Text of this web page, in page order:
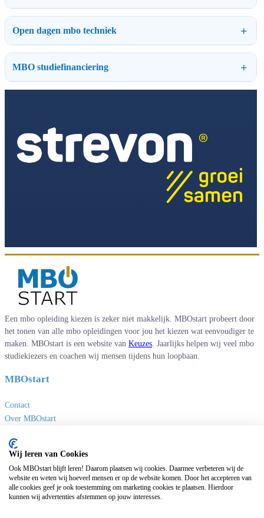
Open dagen mbo techniek
MBO studiefinanciering
Een mbo opleiding kiezen is zeker niet makkelijk. MBOstart probeert door
het tonen van alle mbo opleidingen voor jou het kiezen wat eenvoudiger te
maken. MBOstart is een website van Keuzes . Jaarlijks helpen wij veel mbo
studiekiezers en coachen wij mensen tijdens hun loopbaan.
MBOstart
Contact
Over MBOstart
Disclaimer en privacy
MBO links
Sites van Keuzes
Wij leren van Cookies
Ook MBOstart blijft leren! Daarom plaatsen wij cookies. Daarmee verbeteren wij de
website en weten wij hoeveel mensen er op de website komen. Door het accepteren van
alle cookies geef je ook toestemming om marketing cookies te plaatsen. Hierdoor
kunnen wij advertenties afstemmen op jouw interesses.